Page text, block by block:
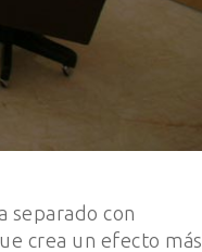
separado con
crea un efecto más